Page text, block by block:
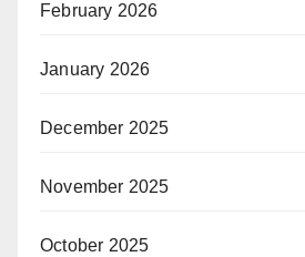
February 2026
January 2026
December 2025
November 2025
October 2025